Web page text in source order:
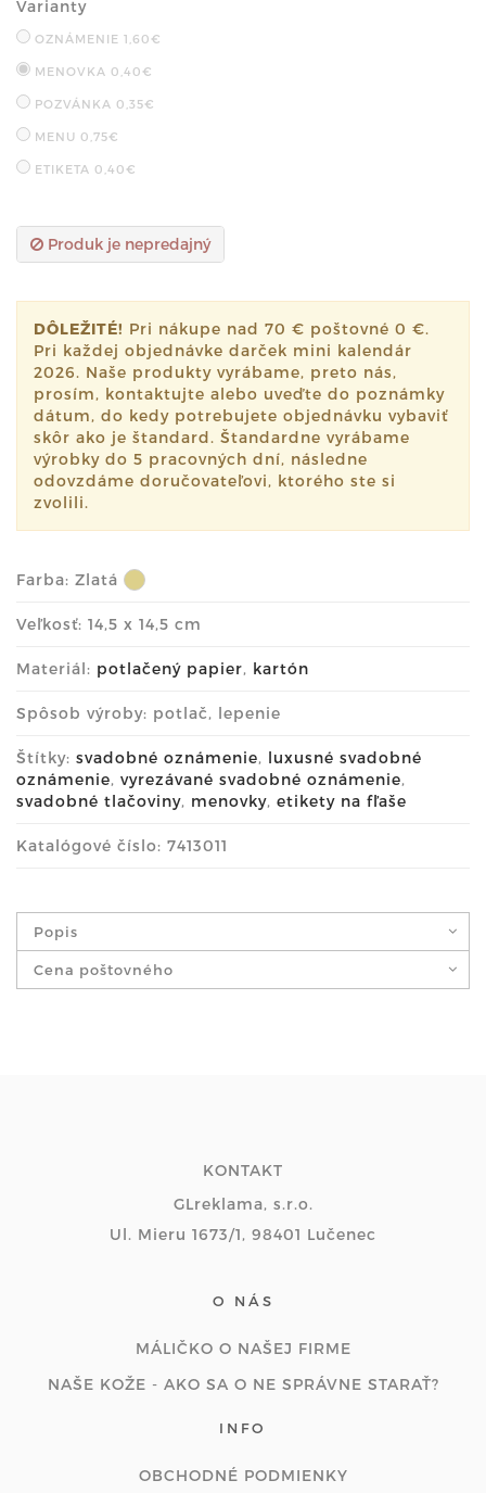
Varianty
OZNÁMENIE 1,60€
MENOVKA 0,40€
POZVÁNKA 0,35€
MENU 0,75€
ETIKETA 0,40€
Produk je nepredajný
DÔLEŽITÉ! Pri nákupe nad 70 € poštovné 0 €.
Pri každej objednávke darček mini kalendár
2026. Naše produkty vyrábame, preto nás,
prosím, kontaktujte alebo uveďte do poznámky
dátum, do kedy potrebujete objednávku vybaviť
skôr ako je štandard. Štandardne vyrábame
výrobky do 5 pracovných dní, následne
odovzdáme doručovateľovi, ktorého ste si
zvolili.
Farba: Zlatá
Veľkosť: 14,5 x 14,5 cm
Materiál: potlačený papier, kartón
Spôsob výroby: potlač, lepenie
Štítky: svadobné oznámenie, luxusné svadobné
oznámenie, vyrezávané svadobné oznámenie,
svadobné tlačoviny, menovky, etikety na fľaše
Katalógové číslo: 7413011
Popis
Cena poštovného
KONTAKT
GLreklama, s.r.o.
Ul. Mieru 1673/1, 98401 Lučenec
O NÁS
MÁLIČKO O NAŠEJ FIRME
NAŠE KOŽE - AKO SA O NE SPRÁVNE STARAŤ?
INFO
OBCHODNÉ PODMIENKY